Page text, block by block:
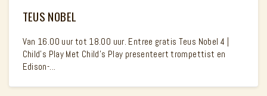
TEUS NOBEL
Van 16.00 uur tot 18.00 uur. Entree gratis Teus Nobel 4 |
Child's Play Met Child's Play presenteert trompettist en
Edison-...